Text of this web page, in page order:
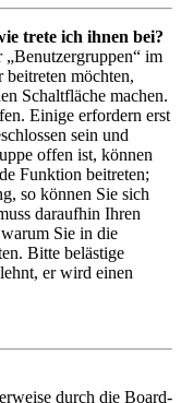
trete ich ihnen bei?
im
beitreten möchten,
Schaltfläche machen.
Einige erfordern erst
sein und
offen ist, können
Funktion beitreten;
so können Sie sich
daraufhin Ihren
Sie in die
Bitte belästige
er wird einen
durch die Board-